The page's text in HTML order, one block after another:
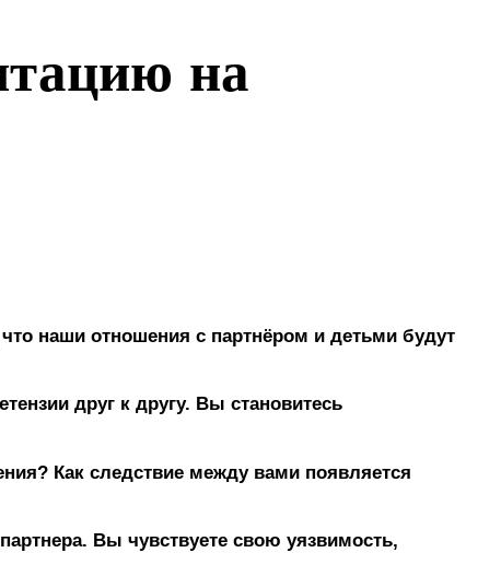
на
наши отношения с партнёром и детьми будут
друг к другу. Вы становитесь
Как следствие между вами появляется
Вы чувствуете свою уязвимость,